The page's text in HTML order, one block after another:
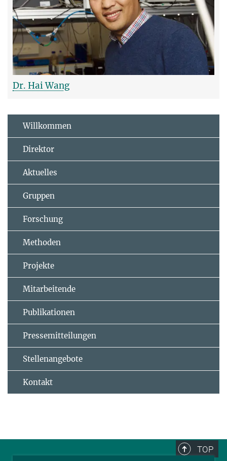
Dr. Hai Wang
Willkommen
Direktor
Aktuelles
Gruppen
Forschung
Methoden
Projekte
Mitarbeitende
Publikationen
Pressemitteilungen
Stellenangebote
Kontakt
TOP